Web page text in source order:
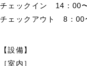
チェックイン 14：00
チェックアウト 8：00
【設備】
［室内］